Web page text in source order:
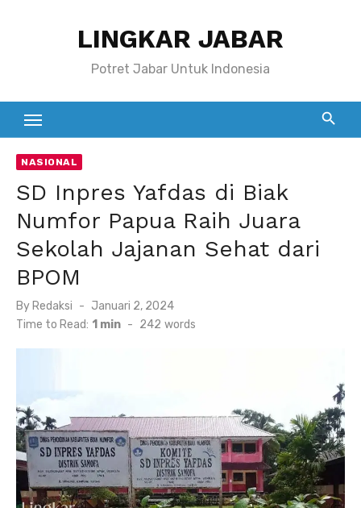
LINGKAR JABAR
Potret Jabar Untuk Indonesia
NASIONAL
SD Inpres Yafdas di Biak
Numfor Papua Raih Juara
Sekolah Jajanan Sehat dari
BPOM
By Redaksi
Posted
on
Januari 2, 2024
Time to Read: 1 min - 242 words